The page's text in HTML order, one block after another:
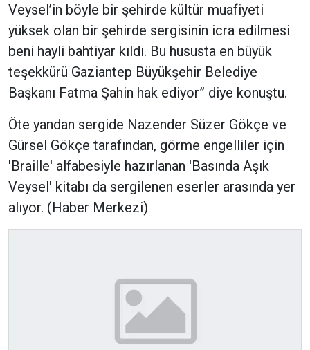
Veysel’in böyle bir şehirde kültür muafiyeti
yüksek olan bir şehirde sergisinin icra edilmesi
beni hayli bahtiyar kıldı. Bu hususta en büyük
teşekkürü Gaziantep Büyükşehir Belediye
Başkanı Fatma Şahin hak ediyor” diye konuştu.
Öte yandan sergide Nazender Süzer Gökçe ve
Gürsel Gökçe tarafından, görme engelliler için
'Braille' alfabesiyle hazırlanan 'Basında Aşık
Veysel' kitabı da sergilenen eserler arasında yer
alıyor. (Haber Merkezi)